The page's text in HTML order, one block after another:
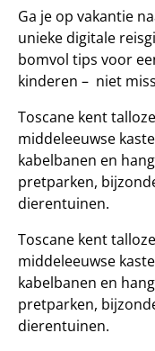
Ga je op vakantie
unieke digitale
bomvol tips voor
kinderen – niet
Toscane kent
middeleeuwse
kabelbanen en
pretparken,
dierentuinen.
Toscane kent
middeleeuwse
kabelbanen en
pretparken,
dierentuinen.
tutti
Special
Toscane
met
-
ruim
100
tips
voor
heerlijke
vakantie
aantal